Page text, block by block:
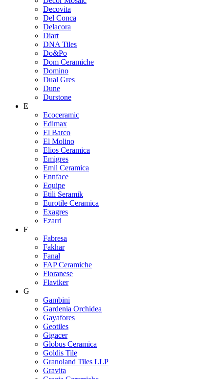
Decovita
Del Conca
Delacora
Diart
DNA Tiles
Do&Po
Dom Ceramiche
Domino
Dual Gres
Dune
Durstone
E
Ecoceramic
Edimax
El Barco
El Molino
Elios Ceramica
Emigres
Emil Ceramica
Ennface
Equipe
Etili Seramik
Eurotile Ceramica
Exagres
Ezarri
F
Fabresa
Fakhar
Fanal
FAP Ceramiche
Fioranese
Flaviker
G
Gambini
Gardenia Orchidea
Gayafores
Geotiles
Gigacer
Globus Ceramica
Goldis Tile
Granoland Tiles LLP
Gravita